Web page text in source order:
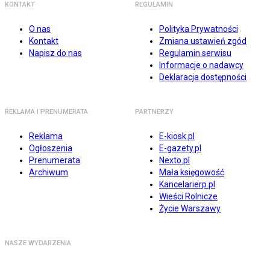
KONTAKT
O nas
Kontakt
Napisz do nas
REGULAMIN
Polityka Prywatności
Zmiana ustawień zgód
Regulamin serwisu
Informacje o nadawcy
Deklaracja dostępności
REKLAMA I PRENUMERATA
Reklama
Ogłoszenia
Prenumerata
Archiwum
PARTNERZY
E-kiosk.pl
E-gazety.pl
Nexto.pl
Mała księgowość
Kancelarierp.pl
Wieści Rolnicze
Życie Warszawy
NASZE WYDARZENIA